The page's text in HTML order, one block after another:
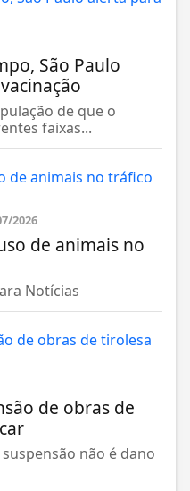
São Paulo
de que o
faixas...
2026
de animais no
Notícias
de obras de
não é dano